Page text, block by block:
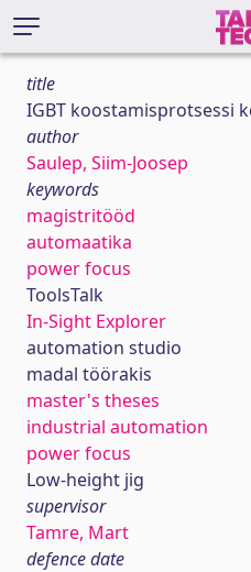
title
IGBT koostamisprotsessi
author
Saulep, Siim-Joosep
keywords
magistritööd
automaatika
power focus
ToolsTalk
In-Sight Explorer
automation studio
madal töörakis
master's theses
industrial automation
power focus
Low-height jig
supervisor
Tamre, Mart
defence date